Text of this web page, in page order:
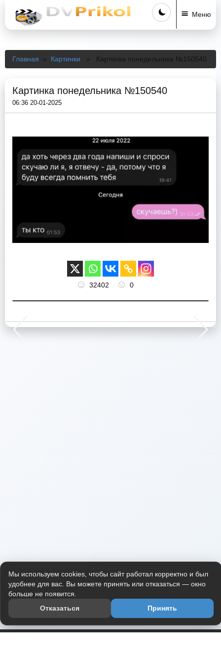
Меню
Главная » Картинки » Картинка понедельника №150540
Картинка понедельника №150540
06:36 20-01-2025
32402 0
Мы используем cookies, чтобы сайт работал корректно и был
удобнее для вас. Вы можете принять или отказаться — окно
больше не появится.
Отказаться
Принять